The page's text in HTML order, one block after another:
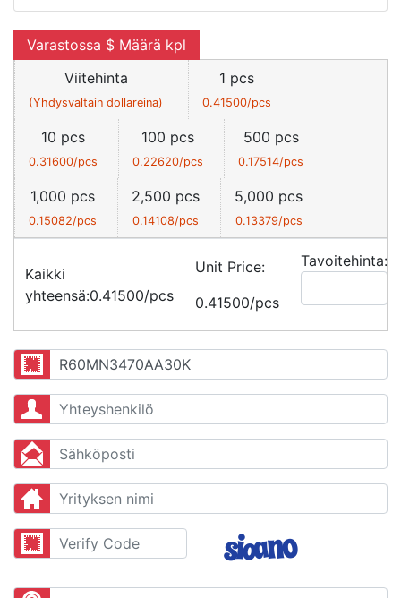
Varastossa $ Määrä kpl
Viitehinta
(Yhdysvaltain dollareina)
1 pcs
0.41500/pcs
10 pcs
0.31600/pcs
100 pcs
0.22620/pcs
500 pcs
0.17514/pcs
1,000 pcs
0.15082/pcs
2,500 pcs
0.14108/pcs
5,000 pcs
0.13379/pcs
Kaikki
yhteensä:0.41500/pcs
Unit Price:
0.41500/pcs
Tavoitehinta: